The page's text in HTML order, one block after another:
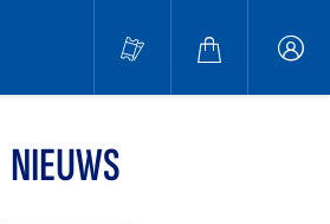
NIEUWS